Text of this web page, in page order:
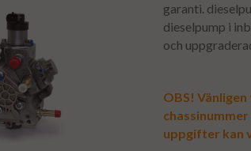
garanti.
dieselpump i
och
OBS!
uppgifter kan